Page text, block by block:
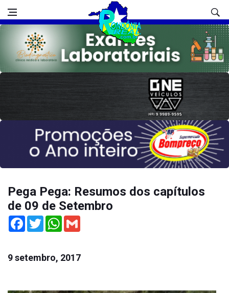
Pega Pega: Resumos dos capítulos
de 09 de Setembro
Facebook
TwitterWhatsApp
9 setembro, 2017